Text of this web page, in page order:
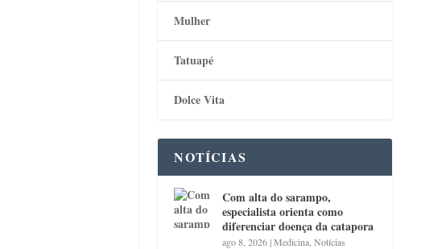
Mulher
Tatuapé
Dolce Vita
NOTÍCIAS
Com alta do sarampo,
especialista orienta como
diferenciar doença da catapora
ago 8, 2026|Medicina ,Notícias